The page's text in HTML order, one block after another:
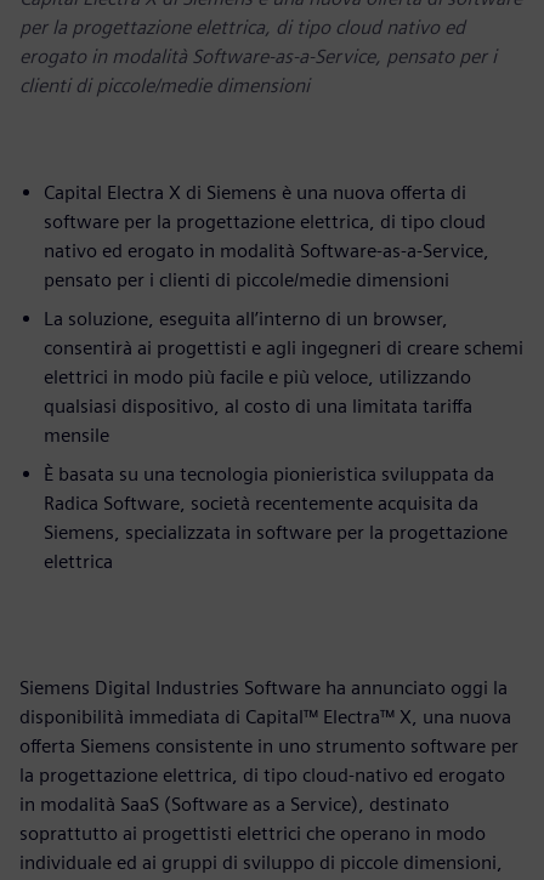
per la progettazione elettrica, di tipo cloud nativo ed
erogato in modalità Software-as-a-Service, pensato per i
clienti di piccole/medie dimensioni
Capital Electra X di Siemens è una nuova offerta di
software per la progettazione elettrica, di tipo cloud
nativo ed erogato in modalità Software-as-a-Service,
pensato per i clienti di piccole/medie dimensioni
La soluzione, eseguita all’interno di un browser,
consentirà ai progettisti e agli ingegneri di creare schemi
elettrici in modo più facile e più veloce, utilizzando
qualsiasi dispositivo, al costo di una limitata tariffa
mensile
È basata su una tecnologia pionieristica sviluppata da
Radica Software, società recentemente acquisita da
Siemens, specializzata in software per la progettazione
elettrica
Siemens Digital Industries Software ha annunciato oggi la
disponibilità immediata di Capital™ Electra™ X, una nuova
offerta Siemens consistente in uno strumento software per
la progettazione elettrica, di tipo cloud-nativo ed erogato
in modalità SaaS (Software as a Service), destinato
soprattutto ai progettisti elettrici che operano in modo
individuale ed ai gruppi di sviluppo di piccole dimensioni,